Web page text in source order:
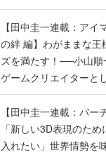
【田中圭一連載：アイマ
の絆 編】わがままな王
ズを満たす！──小山順
ゲームクリエイターと
【若ゲのいたり最終回
【田中圭一連載：バー
「新しい3D表現のた
入れたい」世界情勢を